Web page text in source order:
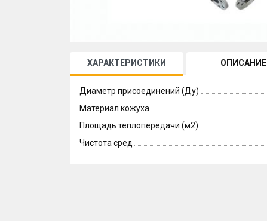
ХАРАКТЕРИСТИКИ ОПИСАНИЕ
Диаметр присоединений (Ду)
Материал кожуха
Площадь теплопередачи (м2)
Чистота сред